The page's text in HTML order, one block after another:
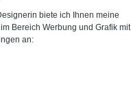
biete ich Ihnen meine
Bereich Werbung und Grafik mit
an: